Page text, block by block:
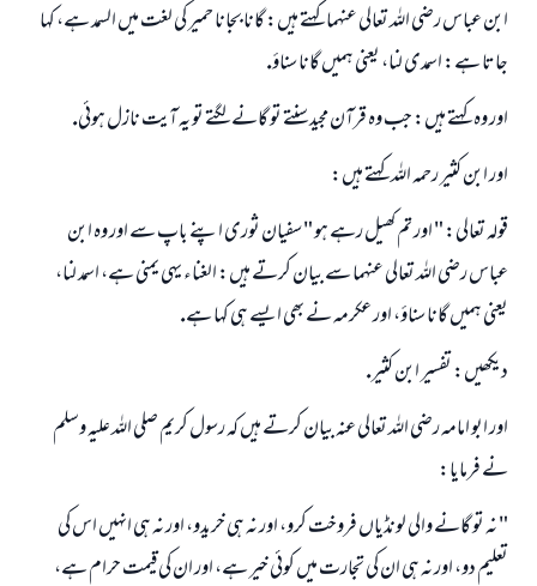
ابن عباس رضى اللہ تعالى عنہما كہتے ہيں: گانا بجانا حمير كى لغت ميں السمد ہے، كہا
جاتا ہے: اسمدى لنا، يعنى ہميں گانا سناؤ.
اور وہ كہتے ہيں: جب وہ قرآن مجيد سنتے تو گانے لگتے تو يہ آيت نازل ہوئى.
اور ابن كثير رحمہ اللہ كہتے ہيں:
قولہ تعالى: " اور تم كھيل رہے ہو " سفيان ثورى اپنے باپ سے اور وہ ابن
عباس رضى اللہ تعالى عنہما سے بيان كرتے ہيں: الغناء يہى يمنى ہے، اسمد لنا،
يعنى ہميں گانا سناؤ، اور عكرمہ نے بھى ايسے ہى كہا ہے.
ديكھيں: تفسير ابن كثير.
اور ابو امامہ رضى اللہ تعالى عنہ بيان كرتے ہيں كہ رسول كريم صلى اللہ عليہ وسلم
نے فرمايا:
" نہ تو گانے والى لونڈياں فروخت كرو، اور نہ ہى خريدو، اور نہ ہى انہيں اس كى
تعليم دو، اور نہ ہى ان كى تجارت ميں كوئى خير ہے، اور ان كى قيمت حرام ہے،